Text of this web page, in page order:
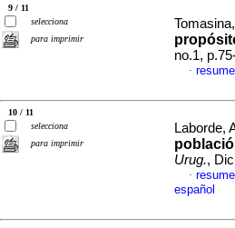
9 / 11
selecciona
para imprimir
no.1,
·
10 / 11
selecciona
para imprimir
Laborde,
Urug.,
·
español